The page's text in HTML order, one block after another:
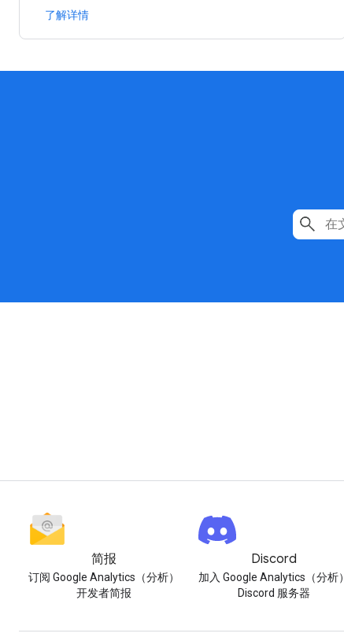
了解详情
简报
订阅 Google Analytics（分析）
开发者简报
Discord
加入 Google Analytics（分析）
Discord 服务器